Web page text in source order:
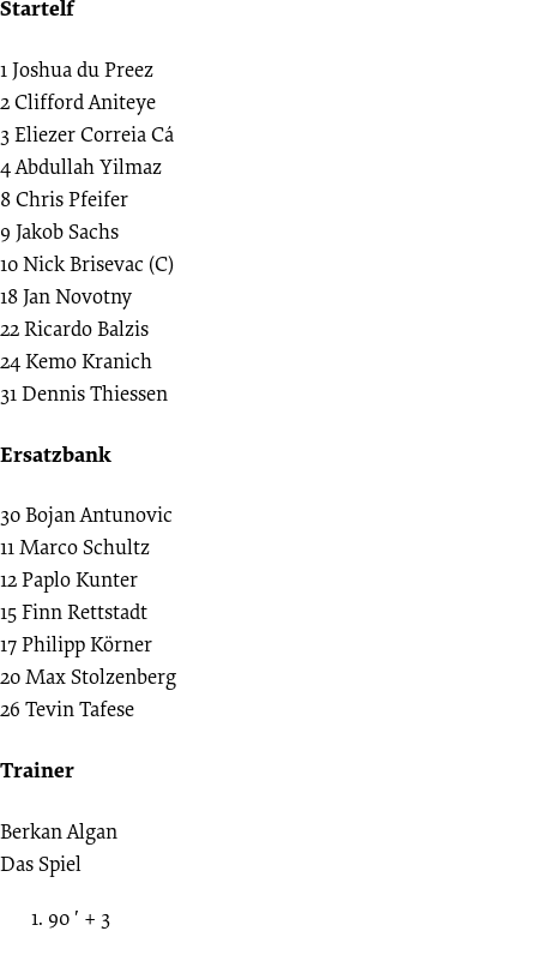
Startelf
1 Joshua du Preez
2Clifford Aniteye
3Eliezer Correia Cá
4Abdullah Yilmaz
8Chris Pfeifer
9 Jakob Sachs
10Nick Brisevac (C)
18Jan Novotny
22Ricardo Balzis
24Kemo Kranich
31 Dennis Thiessen
Ersatzbank
30Bojan Antunovic
11Marco Schultz
12Paplo Kunter
15Finn Rettstadt
17Philipp Körner
20Max Stolzenberg
26 Tevin Tafese
Trainer
Berkan Algan
Das Spiel
90 ′ + 3